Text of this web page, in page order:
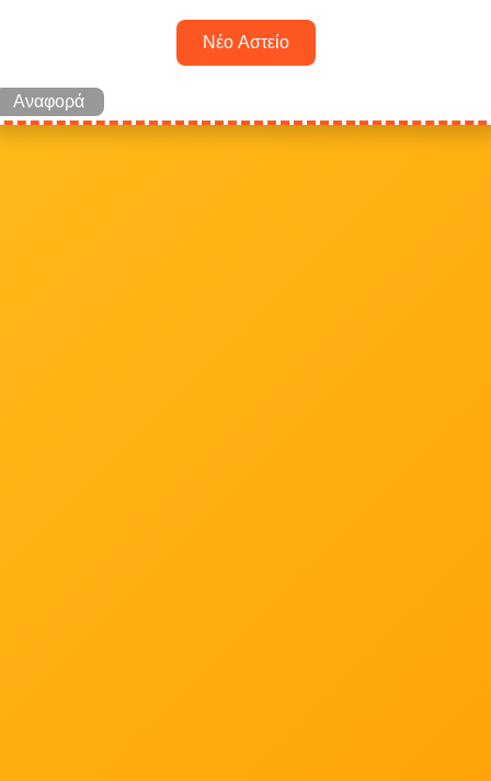
Νέο Αστείο
Αναφορά